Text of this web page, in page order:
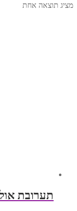
מציג תוצאה אחת
תערובת